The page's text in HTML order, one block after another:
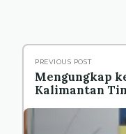
PREVIOUS POST
Mengungkap
Kalimantan